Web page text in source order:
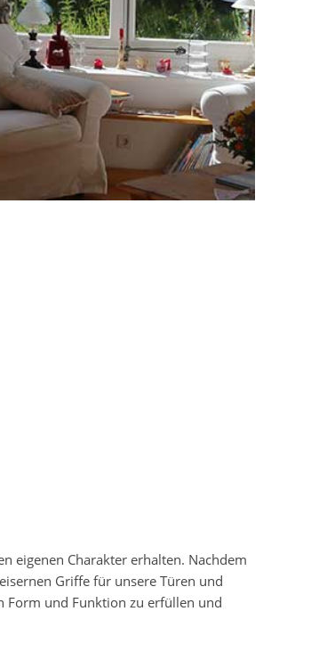
eigenen Charakter erhalten. Nachdem
Griffe für unsere Türen und
Form und Funktion zu erfüllen und